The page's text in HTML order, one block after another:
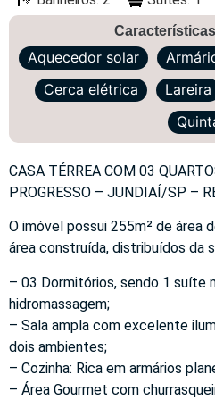
Aquecedor solar
Cerca elétrica
Lareira
CASA TÉRREA COM 03
PROGRESSO – JUNDIAÍ/SP –
O imóvel possui 255m² de área
área construída, distribuídos da
– 03 Dormitórios, sendo 1 suíte
hidromassagem;
– Sala ampla com excelente
dois ambientes;
– Cozinha: Rica em armários
– Área Gourmet com